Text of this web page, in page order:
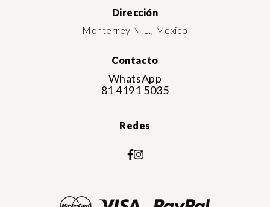
Dirección
Monterrey N.L., México
Contacto
WhatsApp
81 4191 5035
Redes